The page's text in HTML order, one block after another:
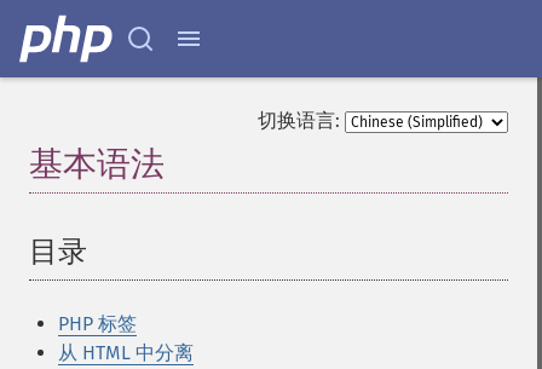
切换语言:
基本语法
目录
PHP 标签
从 HTML 中分离